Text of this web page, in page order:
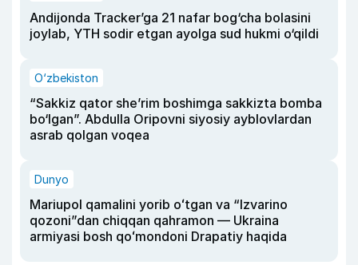
Andijonda Tracker’ga 21 nafar bog‘cha bolasini
joylab, YTH sodir etgan ayolga sud hukmi o‘qildi
O‘zbekiston
“Sakkiz qator she’rim boshimga sakkizta bomba
bo‘lgan”. Abdulla Oripovni siyosiy ayblovlardan
asrab qolgan voqea
Dunyo
Mariupol qamalini yorib oʻtgan va “Izvarino
qozoni”dan chiqqan qahramon — Ukraina
armiyasi bosh qoʻmondoni Drapatiy haqida